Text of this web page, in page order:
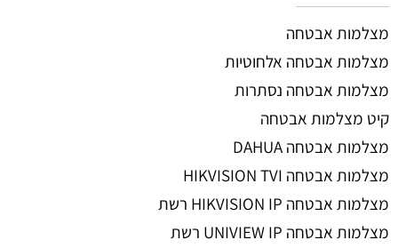
מצלמות אבטחה
מצלמות אבטחה אלחוטיות
מצלמות אבטחה נסתרות
קיט מצלמות אבטחה
מצלמות אבטחה DAHUA
מצלמות אבטחה HIKVISION TVI
מצלמות אבטחה HIKVISION IP רשת
מצלמות אבטחה UNIVIEW IP רשת